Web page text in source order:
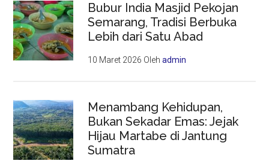
Bubur India Masjid Pekojan
Semarang, Tradisi Berbuka
Lebih dari Satu Abad
10 Maret 2026 Olehadmin
Menambang Kehidupan,
Bukan Sekadar Emas: Jejak
Hijau Martabe di Jantung
Sumatra